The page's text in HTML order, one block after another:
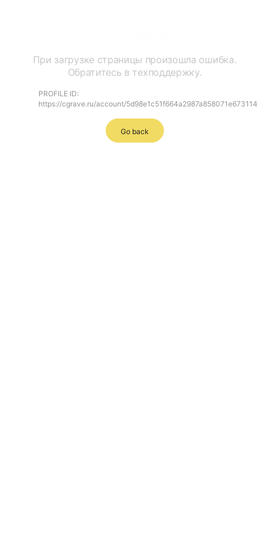
При загрузке страницы произошла ошибка.
Обратитесь в техподдержку.
PROFILE ID:
https://cgrave.ru/account/5d98e1c51f664a2987a858071e673114
Go back